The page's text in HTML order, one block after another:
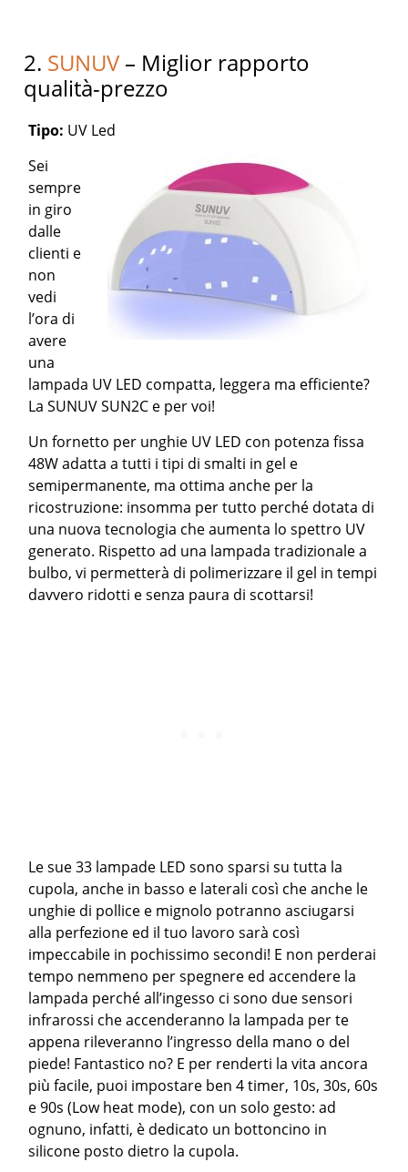
2. SUNUV – Miglior rapporto
qualità-prezzo
Tipo: UV Led
Sei
sempre
in giro
dalle
clienti e
non
vedi
l’ora di
avere
una
lampada UV LED compatta, leggera ma efficiente?
La SUNUV SUN2C e per voi!
Un fornetto per unghie UV LED con potenza fissa
48W adatta a tutti i tipi di smalti in gel e
semipermanente, ma ottima anche per la
ricostruzione: insomma per tutto perché dotata di
una nuova tecnologia che aumenta lo spettro UV
generato. Rispetto ad una lampada tradizionale a
bulbo, vi permetterà di polimerizzare il gel in tempi
davvero ridotti e senza paura di scottarsi!
Le sue 33 lampade LED sono sparsi su tutta la
cupola, anche in basso e laterali così che anche le
unghie di pollice e mignolo potranno asciugarsi
alla perfezione ed il tuo lavoro sarà così
impeccabile in pochissimo secondi! E non perderai
tempo nemmeno per spegnere ed accendere la
lampada perché all’ingesso ci sono due sensori
infrarossi che accenderanno la lampada per te
appena rileveranno l’ingresso della mano o del
piede! Fantastico no? E per renderti la vita ancora
più facile, puoi impostare ben 4 timer, 10s, 30s, 60s
e 90s (Low heat mode), con un solo gesto: ad
ognuno, infatti, è dedicato un bottoncino in
silicone posto dietro la cupola.